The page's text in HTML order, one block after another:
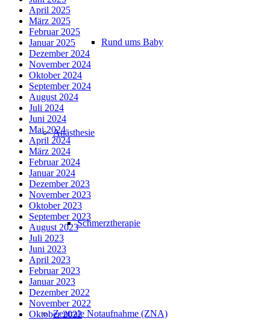
Rund ums Baby
Anästhesie
Schmerztherapie
Zentrale Notaufnahme (ZNA)
April 2025
März 2025
Februar 2025
Januar 2025
Dezember 2024
November 2024
Oktober 2024
September 2024
August 2024
Juli 2024
Juni 2024
Mai 2024
April 2024
März 2024
Februar 2024
Januar 2024
Dezember 2023
November 2023
Oktober 2023
September 2023
August 2023
Juli 2023
Juni 2023
April 2023
Februar 2023
Januar 2023
Dezember 2022
November 2022
Oktober 2022